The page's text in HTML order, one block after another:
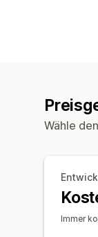
Wähle
Immer